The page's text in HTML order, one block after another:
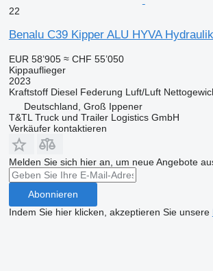
22
Benalu C39 Kipper ALU HYVA
EUR 58’905 ≈ CHF 55’050
Kippauflieger
2023
Kraftstoff Diesel Federung Luft/Luft
Deutschland, Groß Ippener
T&TL Truck und Trailer Logistics GmbH
Verkäufer kontaktieren
Melden Sie sich hier an, um neue Angebote
Abonnieren
Indem Sie hier klicken, akzeptieren Sie unsere